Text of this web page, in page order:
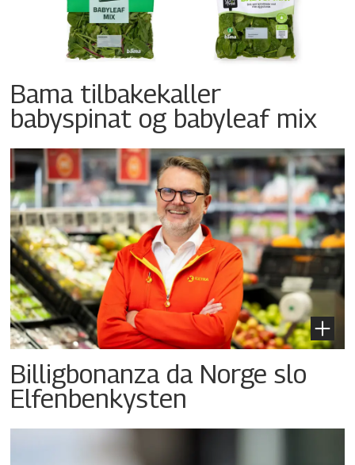
Bama tilbakekaller
babyspinat og babyleaf mix
Billigbonanza da Norge slo
Elfenbenkysten